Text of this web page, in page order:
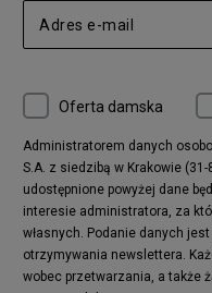
Oferta damska
Administratorem danych
S.A. z siedzibą w Krakowie
udostępnione powyżej dane
interesie administratora, za
własnych. Podanie danych
otrzymywania newslettera.
wobec przetwarzania, a także